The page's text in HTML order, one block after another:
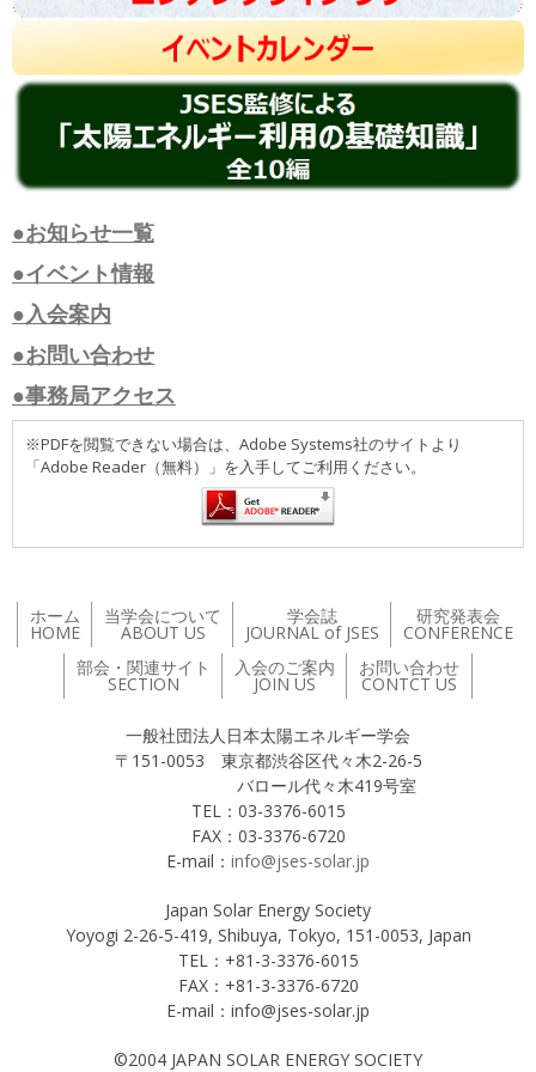
●お知らせ一覧
●イベント情報
●入会案内
●お問い合わせ
●事務局アクセス
※PDFを閲覧できない場合は、Adobe Systems社のサイトより
「Adobe Reader（無料）」を入手してご利用ください。
ホーム
HOME
当学会について
ABOUT US
学会誌
JOURNAL of JSES
研究発表会
CONFERENCE
部会・関連サイト
SECTION
入会のご案内
JOIN US
お問い合わせ
CONTCT US
一般社団法人日本太陽エネルギー学会
〒151-0053 東京都渋谷区代々木2-26-5
バロール代々木419号室
TEL：03-3376-6015
FAX：03-3376-6720
E-mail： info@jses-solar.jp
Japan Solar Energy Society
Yoyogi 2-26-5-419, Shibuya, Tokyo, 151-0053, Japan
TEL：+81-3-3376-6015
FAX：+81-3-3376-6720
E-mail：info@jses-solar.jp
©2004 JAPAN SOLAR ENERGY SOCIETY